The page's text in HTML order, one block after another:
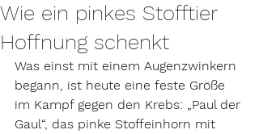
Wie ein pinkes Stofftier
Hoffnung schenkt
Was einst mit einem Augenzwinkern
begann, ist heute eine feste Größe
im Kampf gegen den Krebs: „Paul der
Gaul“, das pinke Stoffeinhorn mit